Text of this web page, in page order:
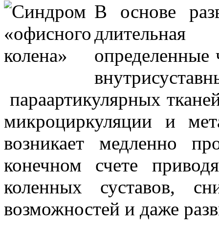
В основе
длительная
определенные
параартикулярных
микроциркуляции и
возникает медленно
конечном счете
коленных суставов,
возможностей и даже